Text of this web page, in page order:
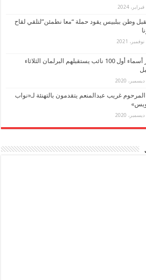
وطن ببلبيس يقود حملة “معا نطمئن”لتلقي لقاح
ننشر أسماء أول 100 نائب يستقبلهم البرلمان الثلاثاء
المرحوم غريب عبدالمنعم يتقدمون بالتهنئة لـ«نواب